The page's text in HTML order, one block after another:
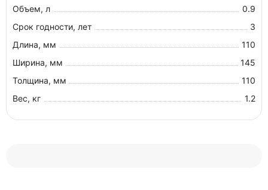
Объем, л
0.9
Срок годности, лет
3
Длина, мм
110
Ширина, мм
145
Толщина, мм
110
Вес, кг
1.2